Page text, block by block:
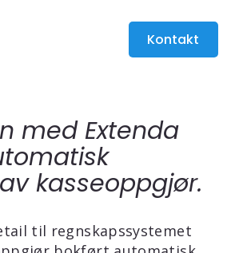
Kontakt
med Extenda
kasseoppgjør.
til regnskapssystemet